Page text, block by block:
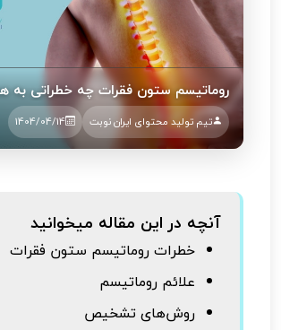
روماتیسم ستون فقرات چه خطراتی به
تیم تولید محتوای ایران نوبت 1404/04/14
آنچه در این مقاله میخوانید
خطرات روماتیسم ستون فقرات
علائم روماتیسم
روش‌های تشخیص